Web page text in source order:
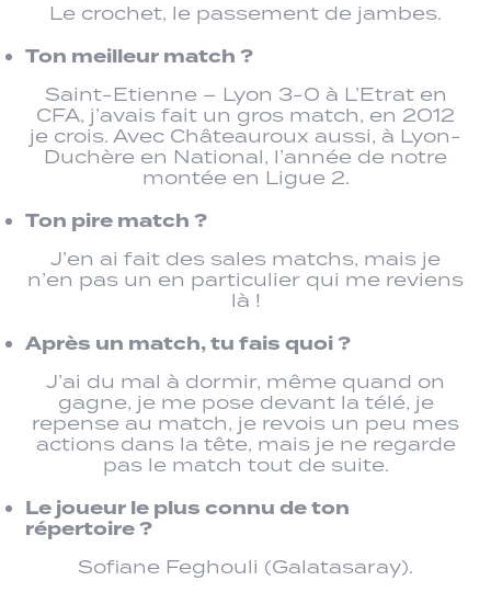
Le crochet, le passement de jambes.
Ton meilleur match ?
Saint-Etienne – Lyon 3-0 à L’Etrat en
CFA, j’avais fait un gros match, en 2012
je crois. Avec Châteauroux aussi, à Lyon-
Duchère en National, l’année de notre
montée en Ligue 2.
Ton pire match ?
J’en ai fait des sales matchs, mais je
n’en pas un en particulier qui me reviens
là !
Après un match, tu fais quoi ?
J’ai du mal à dormir, même quand on
gagne, je me pose devant la télé, je
repense au match, je revois un peu mes
actions dans la tête, mais je ne regarde
pas le match tout de suite.
Le joueur le plus connu de ton
répertoire ?
Sofiane Feghouli (Galatasaray).